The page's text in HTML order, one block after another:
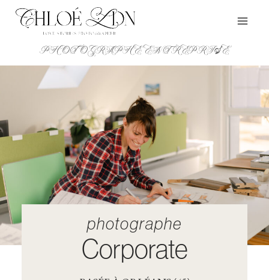
Aller
PHOTOGRAPHE ENTREPRISE
photographe
Corporate